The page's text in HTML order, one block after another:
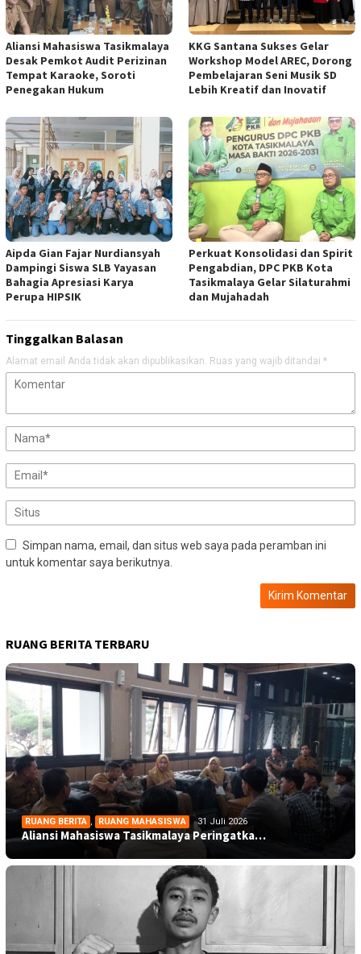
Aliansi Mahasiswa Tasikmalaya
Desak Pemkot Audit Perizinan
Tempat Karaoke, Soroti
Penegakan Hukum
KKG Santana Sukses Gelar
Workshop Model AREC, Dorong
Pembelajaran Seni Musik SD
Lebih Kreatif dan Inovatif
Aipda Gian Fajar Nurdiansyah
Dampingi Siswa SLB Yayasan
Bahagia Apresiasi Karya
Perupa HIPSIK
Perkuat Konsolidasi dan Spirit
Pengabdian, DPC PKB Kota
Tasikmalaya Gelar Silaturahmi
dan Mujahadah
Tinggalkan Balasan
Alamat email Anda tidak akan dipublikasikan. Ruas yang wajib ditandai *
Simpan nama, email, dan situs web saya pada peramban ini
untuk komentar saya berikutnya.
RUANG BERITA TERBARU
RUANG BERITA , RUANG MAHASISWA 31 Juli 2026
Aliansi Mahasiswa Tasikmalaya Peringatka…